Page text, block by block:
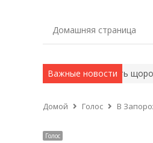
Домашняя страница
Важные новости
що відзначатимуть щороку 8
Домой Голос В
Голос